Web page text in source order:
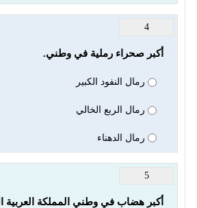
4
أكبر صحراء رملية في وطني.
رمال النفود الكبير
رمال الربع الخالي
رمال الدهناء
5
أكبر هضاب في وطني المملكة العربية